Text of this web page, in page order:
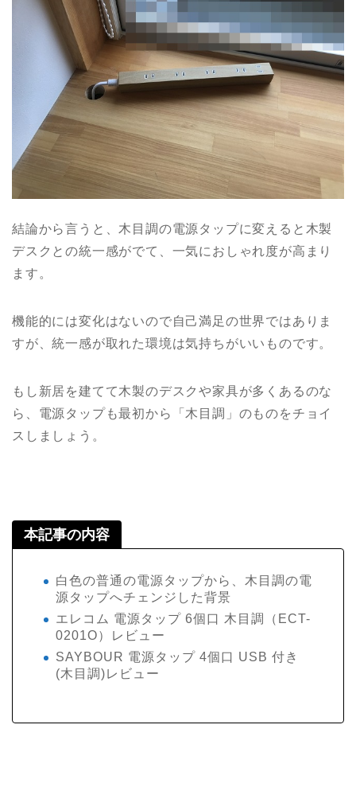
結論から言うと、木目調の電源タップに変えると木製
デスクとの統一感がでて、一気におしゃれ度が高まり
ます。
機能的には変化はないので自己満足の世界ではありま
すが、統一感が取れた環境は気持ちがいいものです。
もし新居を建てて木製のデスクや家具が多くあるのな
ら、電源タップも最初から「木目調」のものをチョイ
スしましょう。
本記事の内容
白色の普通の電源タップから、木目調の電
源タップへチェンジした背景
エレコム 電源タップ 6個口 木目調（ECT-
0201O）レビュー
SAYBOUR 電源タップ 4個口 USB 付き
(木目調)レビュー